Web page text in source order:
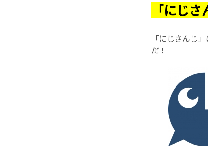
「にじ
「にじさんじ
だ！